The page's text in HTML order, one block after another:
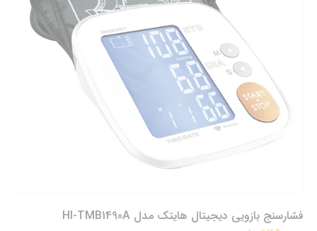
فشارسنج بازویی دیجیتال هایتک مدل HI-TMB1490A